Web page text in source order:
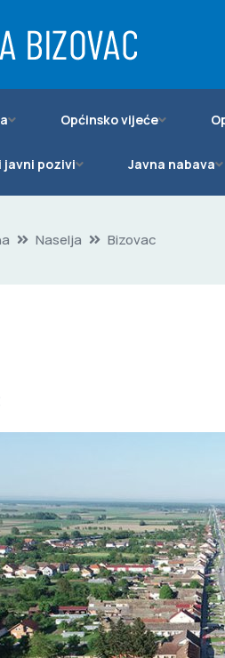
Općinsko vijeće
javni pozivi Javna nabava
Naselja Bizovac